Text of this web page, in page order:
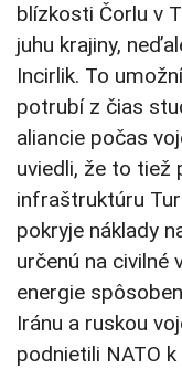
blízkosti Čorlu v
juhu krajiny,
Incirlik. To
potrubí z čias
aliancie počas
uviedli, že to tiež
infraštruktúru
pokryje náklady
určenú na civilné
energie
Iránu a ruskou
podnietili NATO